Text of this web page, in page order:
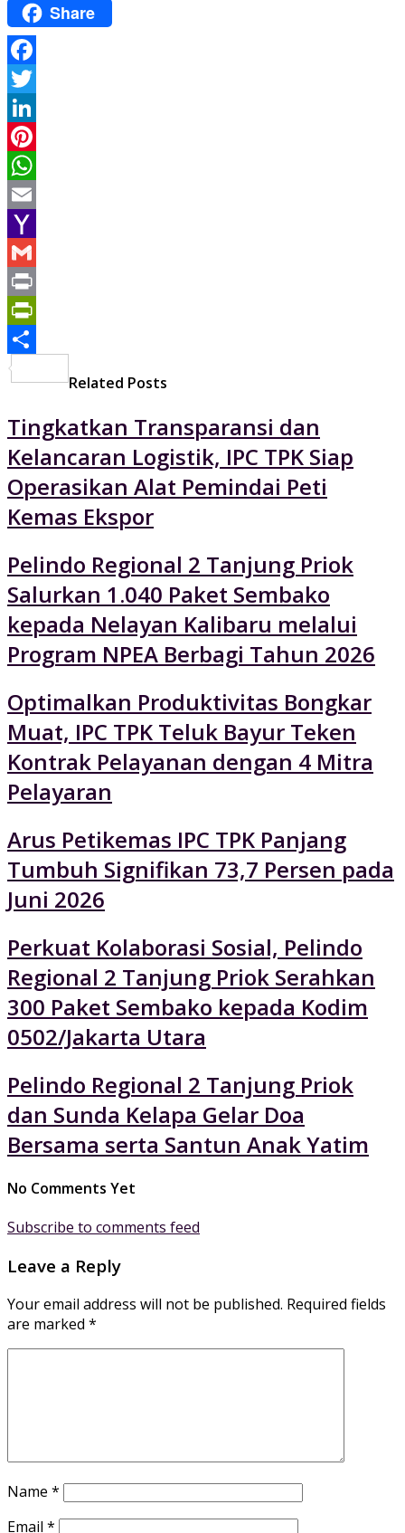
Share
Facebook
Twitter
LinkedIn
Pinterest
WhatsApp
Email
Yahoo
Mail
Gmail
Print
PrintFriendly
Related Posts
Tingkatkan Transparansi dan
Kelancaran Logistik, IPC TPK Siap
Operasikan Alat Pemindai Peti
Kemas Ekspor
Pelindo Regional 2 Tanjung Priok
Salurkan 1.040 Paket Sembako
kepada Nelayan Kalibaru melalui
Program NPEA Berbagi Tahun 2026
Optimalkan Produktivitas Bongkar
Muat, IPC TPK Teluk Bayur Teken
Kontrak Pelayanan dengan 4 Mitra
Pelayaran
Arus Petikemas IPC TPK Panjang
Tumbuh Signifikan 73,7 Persen pada
Juni 2026
Perkuat Kolaborasi Sosial, Pelindo
Regional 2 Tanjung Priok Serahkan
300 Paket Sembako kepada Kodim
0502/Jakarta Utara
Pelindo Regional 2 Tanjung Priok
dan Sunda Kelapa Gelar Doa
Bersama serta Santun Anak Yatim
No Comments Yet
Subscribe to comments feed
Leave a Reply
Your email address will not be published. Required fields
are marked *
Name *
Email *